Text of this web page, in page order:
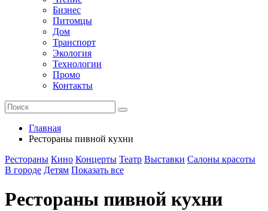
Бизнес
Питомцы
Дом
Транспорт
Экология
Технологии
Промо
Контакты
Главная
Рестораны пивной кухни
Рестораны Кино Концерты Театр Выставки Салоны красоты
В городе Детям Показать все
Рестораны пивной кухни